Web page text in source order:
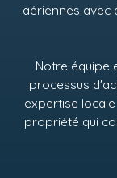
aériennes avec
Notre équipe
processus
expertise
propriété qui